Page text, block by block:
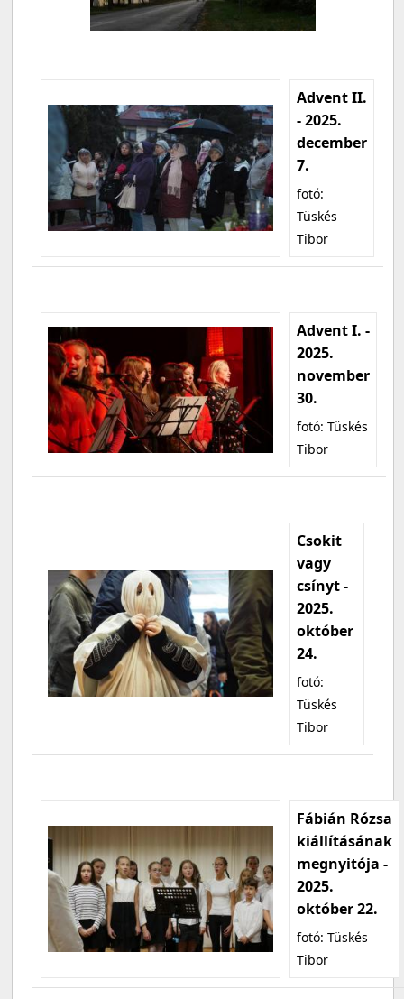
Advent II.
- 2025.
december
7.
fotó:
Tüskés
Tibor
Advent I. -
2025.
november
30.
fotó: Tüskés
Tibor
Csokit
vagy
csínyt -
2025.
október
24.
fotó:
Tüskés
Tibor
Fábián Rózsa
kiállításának
megnyitója -
2025.
október 22.
fotó: Tüskés
Tibor